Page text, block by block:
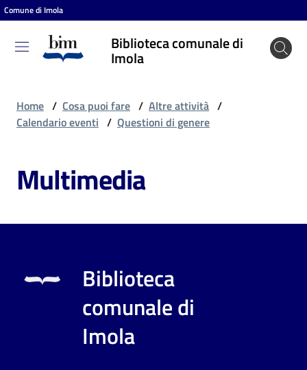
Vai al contenuto
Vai alla navigazione
Vai al footer
Comune di Imola
Biblioteca comunale di
Imola
Biblioteca
comunale
puoi
Home / Cosa puoi fare / Altre attività /
Calendario eventi / Questioni di genere
Multimedia
Biblioteca
comunale di
Imola